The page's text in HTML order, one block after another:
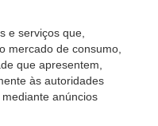
e serviços que,
mercado de consumo,
que apresentem,
às autoridades
anúncios